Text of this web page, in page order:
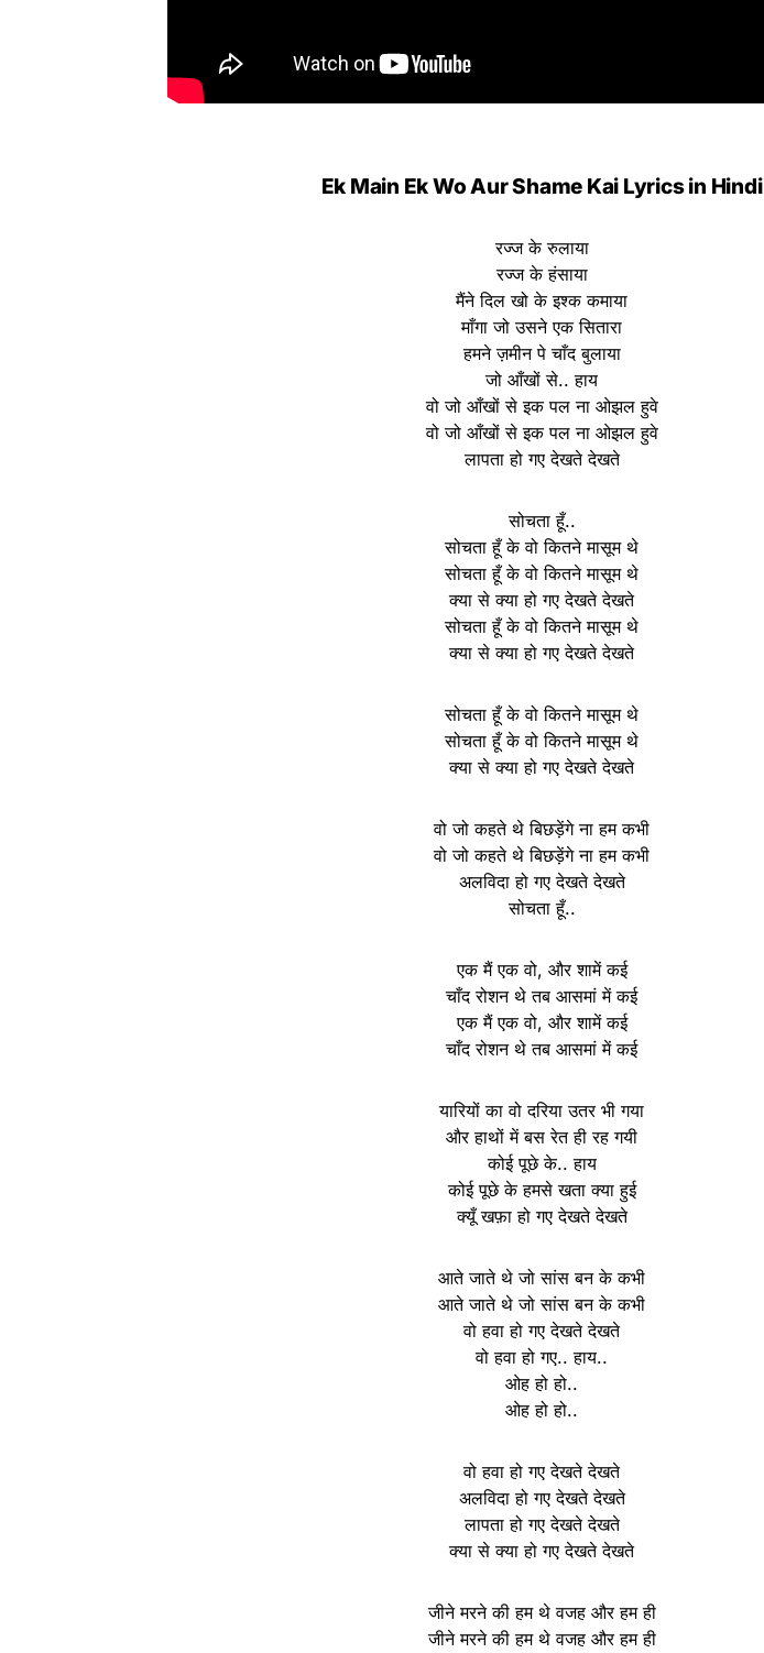
Ek Main Ek Wo Aur Shame Kai Lyrics in Hindi
रज्ज के रुलाया
रज्ज के हंसाया
मैंने दिल खो के इश्क कमाया
माँगा जो उसने एक सितारा
हमने ज़मीन पे चाँद बुलाया
जो आँखों से.. हाय
वो जो आँखों से इक पल ना ओझल हुवे
वो जो आँखों से इक पल ना ओझल हुवे
लापता हो गए देखते देखते
सोचता हूँ..
सोचता हूँ के वो कितने मासूम थे
सोचता हूँ के वो कितने मासूम थे
क्या से क्या हो गए देखते देखते
सोचता हूँ के वो कितने मासूम थे
क्या से क्या हो गए देखते देखते
सोचता हूँ के वो कितने मासूम थे
सोचता हूँ के वो कितने मासूम थे
क्या से क्या हो गए देखते देखते
वो जो कहते थे बिछड़ेंगे ना हम कभी
वो जो कहते थे बिछड़ेंगे ना हम कभी
अलविदा हो गए देखते देखते
सोचता हूँ..
एक मैं एक वो, और शामें कई
चाँद रोशन थे तब आसमां में कई
एक मैं एक वो, और शामें कई
चाँद रोशन थे तब आसमां में कई
यारियों का वो दरिया उतर भी गया
और हाथों में बस रेत ही रह गयी
कोई पूछे के.. हाय
कोई पूछे के हमसे खता क्या हुई
क्यूँ खफ़ा हो गए देखते देखते
आते जाते थे जो सांस बन के कभी
आते जाते थे जो सांस बन के कभी
वो हवा हो गए देखते देखते
वो हवा हो गए.. हाय..
ओह हो हो..
ओह हो हो..
वो हवा हो गए देखते देखते
अलविदा हो गए देखते देखते
लापता हो गए देखते देखते
क्या से क्या हो गए देखते देखते
जीने मरने की हम थे वजह और हम ही
जीने मरने की हम थे वजह और हम ही